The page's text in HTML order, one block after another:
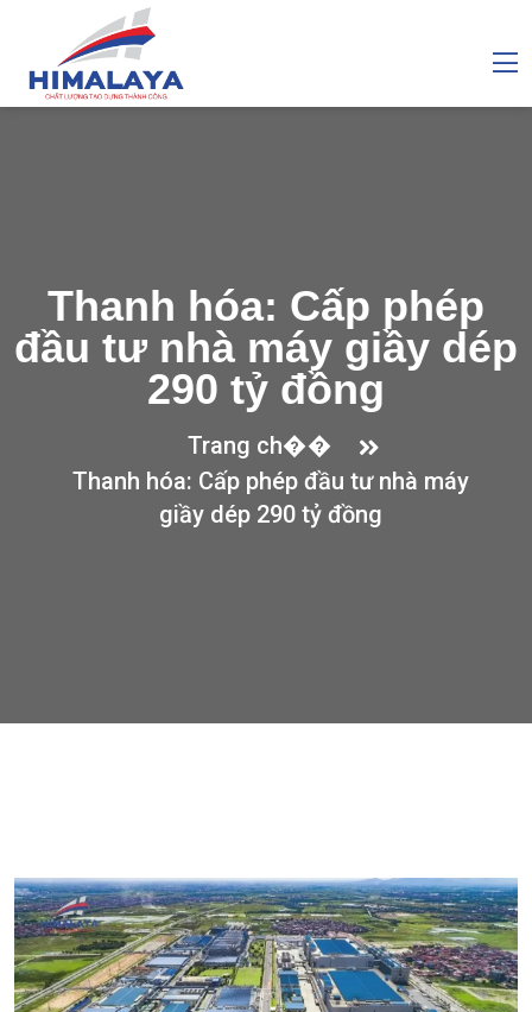
Thanh hóa: Cấp phép
đầu tư nhà máy giầy dép
290 tỷ đồng
Trang ch��
Thanh hóa: Cấp phép đầu tư nhà máy
giầy dép 290 tỷ đồng